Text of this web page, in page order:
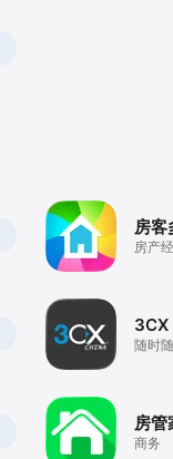
房客
房产
3CX
随时
房管
商务